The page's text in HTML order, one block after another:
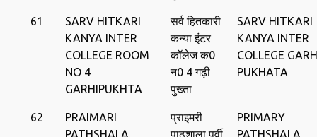
61
SARV HITKARI
KANYA INTER
COLLEGE ROOM
NO 4
GARHIPUKHTA
सर्व हितकारी
कन्या इंटर
कॉलेज क0
न0 4 गढ़ी
पुख्ता
SARV HITKARI
KANYA INTER
COLLEGE
PUKHATA
62
PRAIMARI
PATHSHALA
प्राइमरी
पाठशाला पूर्वी
PRIMARY
PATHSHALA